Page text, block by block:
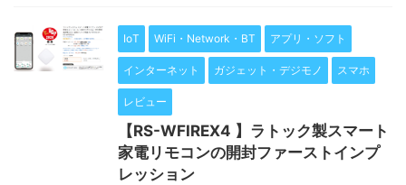
IoT WiFi・Network・BT アプリ・ソフト
インターネット ガジェット・デジモノ スマホ
レビュー
【RS-WFIREX4 】ラトック製スマート
家電リモコンの開封ファーストインプ
レッション